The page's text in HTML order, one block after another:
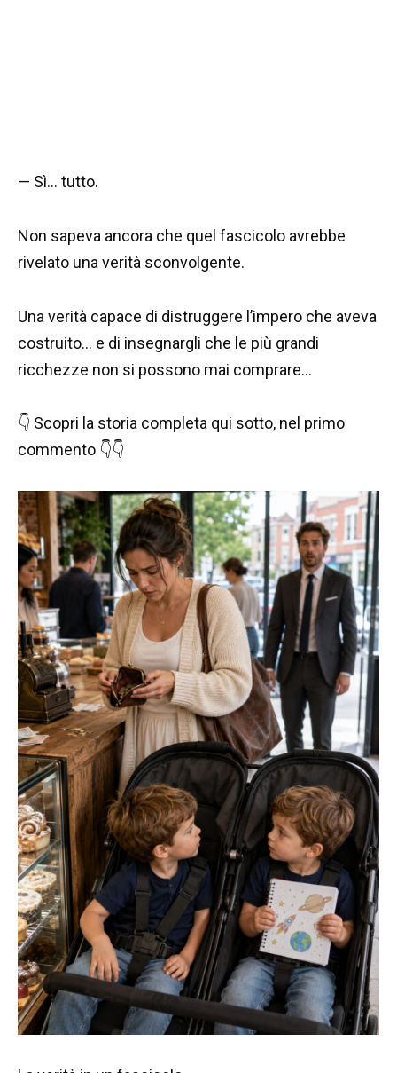
— Sì… tutto.
Non sapeva ancora che quel fascicolo avrebbe
rivelato una verità sconvolgente.
Una verità capace di distruggere l’impero che aveva
costruito… e di insegnargli che le più grandi
ricchezze non si possono mai comprare…
👇 Scopri la storia completa qui sotto, nel primo
commento 👇👇